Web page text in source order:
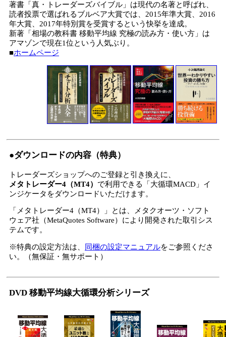
著書「真・トレーダーズバイブル」は現代の名著と呼ばれ、
読者投票で選ばれるブルベア大賞では、2015年準大賞、2016
年大賞、2017年特別賞を受賞するという快挙を達成。
新著「相場の教科書 移動平均線 究極の読み方・使い方」は
アマゾンで現在1位という人気ぶり。
■ホームページ
●ダウンロードの内容（特典）
トレーダーズショップへのご登録と引き換えに、
メタトレーダー4（MT4） で利用できる「大循環MACD」イ
ンジケータをダウンロードいただけます。
「メタトレーダー4（MT4）」とは、メタクオーツ・ソフト
ウェア社（MetaQuotes Software）により開発された取引シス
テムです。
※特典の設定方法は、 同梱の設定マニュアルをご参照くださ
い。（無保証・無サポート）
DVD 移動平均線大循環分析シリーズ